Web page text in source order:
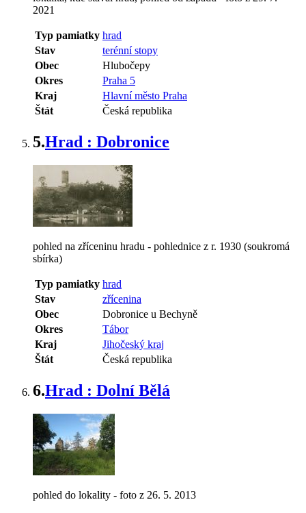
2021
Typ pamiatky hrad
Stav
terénní stopy
Obec
Hlubočepy
Okres
Praha 5
Kraj
Hlavní město Praha
Štát
Česká republika
5.Hrad : Dobronice
pohled na zříceninu hradu - pohlednice z r. 1930 (soukromá
sbírka)
Typ pamiatky hrad
Stav
zřícenina
Obec
Dobronice u Bechyně
Okres
Tábor
Kraj
Jihočeský kraj
Štát
Česká republika
6.Hrad : Dolní Bělá
pohled do lokality - foto z 26. 5. 2013